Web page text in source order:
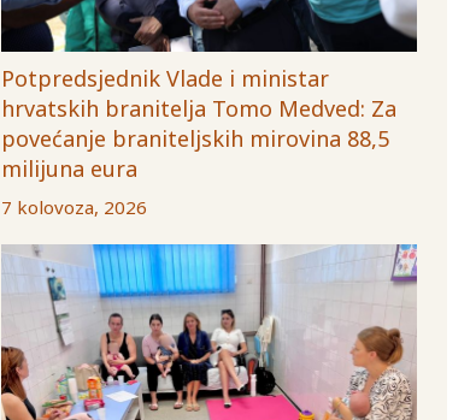
Potpredsjednik Vlade i ministar
hrvatskih branitelja Tomo Medved: Za
povećanje braniteljskih mirovina 88,5
milijuna eura
7 kolovoza, 2026